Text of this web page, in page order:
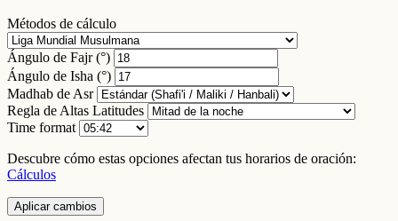
Métodos de cálculo
Ángulo de Fajr (°)
Ángulo de Isha (°)
Madhab de Asr
Regla de Altas Latitudes
Time format
Descubre cómo estas opciones afectan tus horarios de oración:
Cálculos
Aplicar cambios